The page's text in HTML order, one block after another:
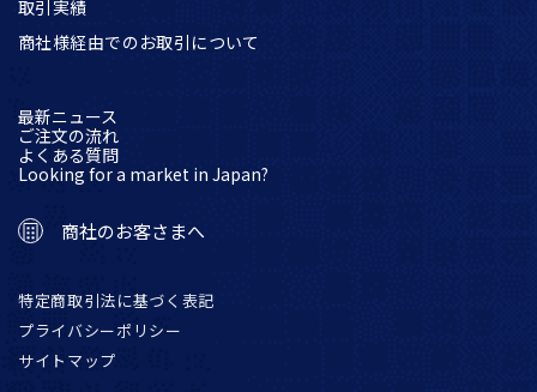
取引実績
商社様経由でのお取引について
最新ニュース
ご注文の流れ
よくある質問
Looking for a market in Japan?
商社のお客さまへ
特定商取引法に基づく表記
プライバシーポリシー
サイトマップ